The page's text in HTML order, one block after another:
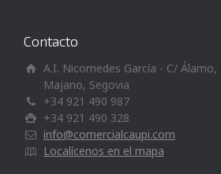
Contacto
A.I. Nicomedes García - C/ Álamo,
Majano, Segovia
+34 921 490 987
+34 921 490 328
info@comercialcaupi.com
Localícenos en el mapa